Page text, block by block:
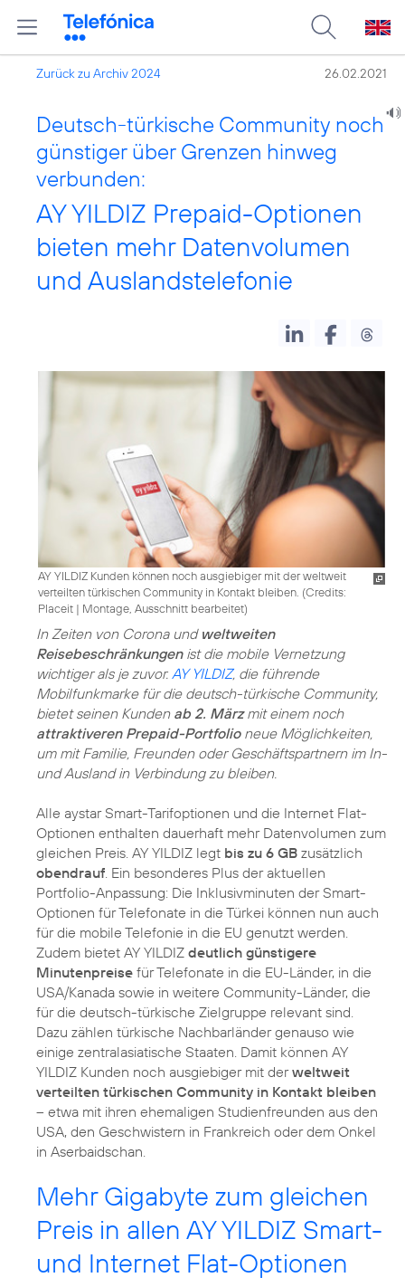
Zurück zu Archiv 2024 26.02.2021
Deutsch-türkische Community noch
günstiger über Grenzen hinweg
verbunden:
AY YILDIZ Prepaid-Optionen
bieten mehr Datenvolumen
und Auslandstelefonie
AY YILDIZ Kunden können noch ausgiebiger mit der weltweit
verteilten türkischen Community in Kontakt bleiben. (Credits:
Placeit | Montage, Ausschnitt bearbeitet)
In Zeiten von Corona und weltweiten
Reisebeschränkungenist die mobile Vernetzung
wichtiger als je zuvor. AY YILDIZ, die führende
Mobilfunkmarke für die deutsch-türkische Community,
bietet seinen Kunden ab 2. Märzmit einem noch
attraktiveren Prepaid-Portfolioneue Möglichkeiten,
um mit Familie, Freunden oder Geschäftspartnern im In-
und Ausland in Verbindung zu bleiben.
Alle aystar Smart-Tarifoptionen und die Internet Flat-
Optionen enthalten dauerhaft mehr Datenvolumen zum
gleichen Preis. AY YILDIZ legt bis zu 6 GB zusätzlich
obendrauf . Ein besonderes Plus der aktuellen
Portfolio-Anpassung: Die Inklusivminuten der Smart-
Optionen für Telefonate in die Türkei können nun auch
für die mobile Telefonie in die EU genutzt werden.
Zudem bietet AY YILDIZ deutlich günstigere
Minutenpreise für Telefonate in die EU-Länder, in die
USA/Kanada sowie in weitere Community-Länder, die
für die deutsch-türkische Zielgruppe relevant sind.
Dazu zählen türkische Nachbarländer genauso wie
einige zentralasiatische Staaten. Damit können AY
YILDIZ Kunden noch ausgiebiger mit derweltweit
verteilten türkischen Community in Kontakt bleiben
– etwa mit ihren ehemaligen Studienfreunden aus den
USA, den Geschwistern in Frankreich oder dem Onkel
Mehr Gigabyte zum gleichen
Preis in allen AY YILDIZ Smart-
und Internet Flat-Optionen